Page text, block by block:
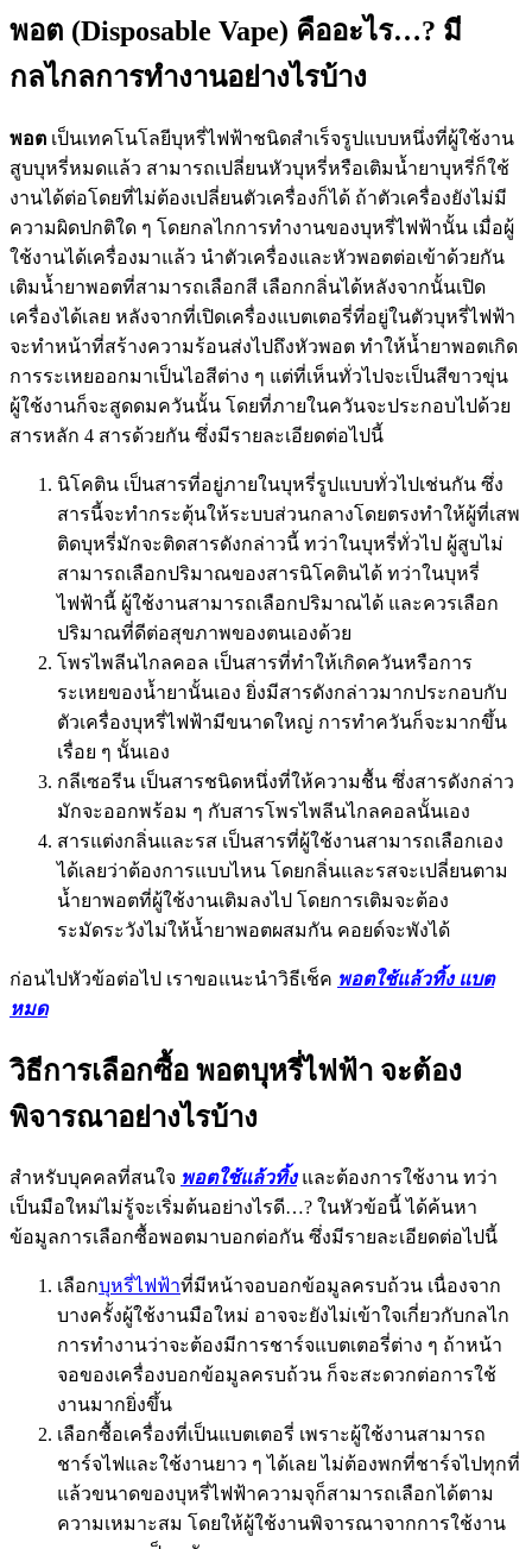
พอต (Disposable Vape) คืออะไร…? มี
กลไกลการทำงานอย่างไรบ้าง
พอต เป็นเทคโนโลยีบุหรี่ไฟฟ้าชนิดสำเร็จรูปแบบหนึ่งที่ผู้ใช้งาน
สูบบุหรี่หมดแล้ว สามารถเปลี่ยนหัวบุหรี่หรือเติมน้ำยาบุหรี่ก็ใช้
งานได้ต่อโดยที่ไม่ต้องเปลี่ยนตัวเครื่องก็ได้ ถ้าตัวเครื่องยังไม่มี
ความผิดปกติใด ๆ โดยกลไกการทำงานของบุหรี่ไฟฟ้านั้น เมื่อผู้
ใช้งานได้เครื่องมาแล้ว นำตัวเครื่องและหัวพอตต่อเข้าด้วยกัน
เติมน้ำยาพอตที่สามารถเลือกสี เลือกกลิ่นได้หลังจากนั้นเปิด
เครื่องได้เลย หลังจากที่เปิดเครื่องแบตเตอรี่ที่อยู่ในตัวบุหรี่ไฟฟ้า
จะทำหน้าที่สร้างความร้อนส่งไปถึงหัวพอต ทำให้น้ำยาพอตเกิด
การระเหยออกมาเป็นไอสีต่าง ๆ แต่ที่เห็นทั่วไปจะเป็นสีขาวขุ่น
ผู้ใช้งานก็จะสูดดมควันนั้น โดยที่ภายในควันจะประกอบไปด้วย
สารหลัก 4 สารด้วยกัน ซึ่งมีรายละเอียดต่อไปนี้
นิโคติน เป็นสารที่อยู่ภายในบุหรี่รูปแบบทั่วไปเช่นกัน ซึ่ง
สารนี้จะทำกระตุ้นให้ระบบส่วนกลางโดยตรงทำให้ผู้ที่เสพ
ติดบุหรี่มักจะติดสารดังกล่าวนี้ ทว่าในบุหรี่ทั่วไป ผู้สูบไม่
สามารถเลือกปริมาณของสารนิโคตินได้ ทว่าในบุหรี่
ไฟฟ้านี้ ผู้ใช้งานสามารถเลือกปริมาณได้ และควรเลือก
ปริมาณที่ดีต่อสุขภาพของตนเองด้วย
โพรไพลีนไกลคอล เป็นสารที่ทำให้เกิดควันหรือการ
ระเหยของน้ำยานั้นเอง ยิ่งมีสารดังกล่าวมากประกอบกับ
ตัวเครื่องบุหรี่ไฟฟ้ามีขนาดใหญ่ การทำควันก็จะมากขึ้น
เรื่อย ๆ นั้นเอง
กลีเซอรีน เป็นสารชนิดหนึ่งที่ให้ความชื้น ซึ่งสารดังกล่าว
มักจะออกพร้อม ๆ กับสารโพรไพลีนไกลคอลนั้นเอง
สารแต่งกลิ่นและรส เป็นสารที่ผู้ใช้งานสามารถเลือกเอง
ได้เลยว่าต้องการแบบไหน โดยกลิ่นและรสจะเปลี่ยนตาม
น้ำยาพอตที่ผู้ใช้งานเติมลงไป โดยการเติมจะต้อง
ระมัดระวังไม่ให้น้ำยาพอตผสมกัน คอยด์จะพังได้
ก่อนไปหัวข้อต่อไป เราขอแนะนำวิธีเช็ค พอตใช้แล้วทิ้ง แบต
หมด
วิธีการเลือกซื้อ พอตบุหรี่ไฟฟ้า จะต้อง
พิจารณาอย่างไรบ้าง
สำหรับบุคคลที่สนใจ พอตใช้แล้วทิ้ง และต้องการใช้งาน ทว่า
เป็นมือใหม่ไม่รู้จะเริ่มต้นอย่างไรดี…? ในหัวข้อนี้ ได้ค้นหา
ข้อมูลการเลือกซื้อพอตมาบอกต่อกัน ซึ่งมีรายละเอียดต่อไปนี้
เลือกบุหรี่ไฟฟ้าที่มีหน้าจอบอกข้อมูลครบถ้วน เนื่องจาก
บางครั้งผู้ใช้งานมือใหม่ อาจจะยังไม่เข้าใจเกี่ยวกับกลไก
การทำงานว่าจะต้องมีการชาร์จแบตเตอรี่ต่าง ๆ ถ้าหน้า
จอของเครื่องบอกข้อมูลครบถ้วน ก็จะสะดวกต่อการใช้
งานมากยิ่งขึ้น
เลือกซื้อเครื่องที่เป็นแบตเตอรี่ เพราะผู้ใช้งานสามารถ
ชาร์จไฟและใช้งานยาว ๆ ได้เลย ไม่ต้องพกที่ชาร์จไปทุกที่
แล้วขนาดของบุหรี่ไฟฟ้าความจุก็สามารถเลือกได้ตาม
ความเหมาะสม โดยให้ผู้ใช้งานพิจารณาจากการใช้งาน